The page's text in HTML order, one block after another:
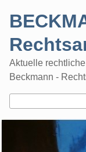
Aktuelle
Beckmann -